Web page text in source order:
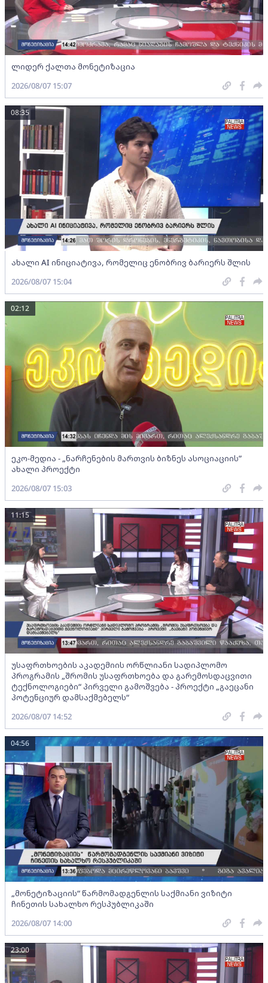
ლიდერ ქალთა მონეტიზაცია
2026/08/07 15:07
ახალი AI ინიციატივა, რომელიც ენობრივ ბარიერს შლის
08:35
2026/08/07 15:04
ეკო-მედია - „ნარჩენების მართვის ბიზნეს ასოციაციის”
ახალი პროექტი
02:12
2026/08/07 15:03
უსაფრთხოების აკადემიის ორწლიანი სადიპლომო
პროგრამის „შრომის უსაფრთხოება და გარემოსდაცვითი
ტექნოლოგიები“ პირველი გამოშვება - პროექტი „გაეცანი
პოტენციურ დამსაქმებელს“
11:15
2026/08/07 14:52
„მონეტიზაციის“ წარმომადგენლის საქმიანი ვიზიტი
ჩინეთის სახალხო რესპუბლიკაში
04:56
2026/08/07 14:00
23:00